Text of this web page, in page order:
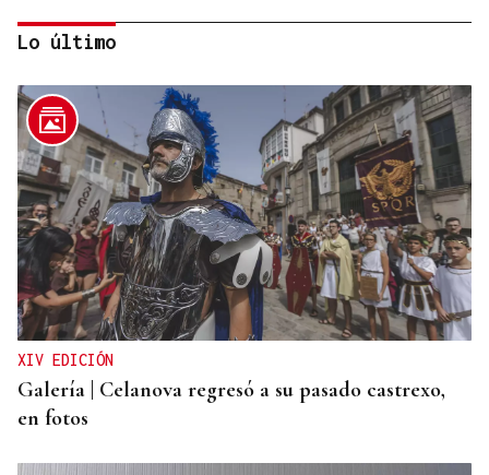
LOS TITULARES DE HOY
La portada de La Región de este sábado, 8 de
agosto
Lo último
XIV EDICIÓN
Galería | Celanova regresó a su pasado castrexo,
en fotos